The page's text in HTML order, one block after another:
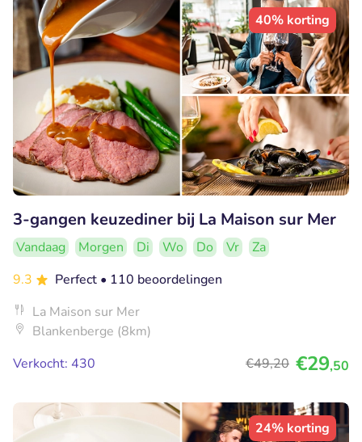
40% korting
3-gangen keuzediner bij La Maison sur Mer
Vandaag Morgen Di Wo Do Vr
Za
9.3
Perfect • 110 beoordelingen
La Maison sur Mer
Blankenberge (8km)
Verkocht: 430
€49,20 €29,50
24% korting